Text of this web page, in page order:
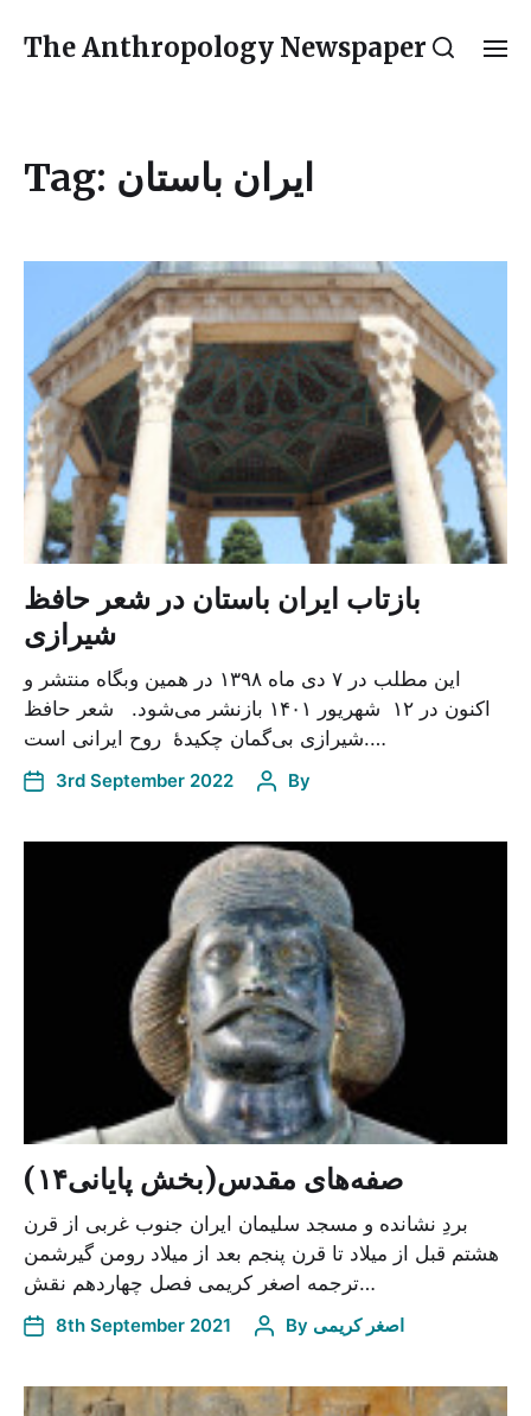
The Anthropology Newspaper
Tag: ایران باستان
بازتاب ایران باستان در شعر حافظ
شیرازی
این مطلب در ۷ دی ماه ۱۳۹۸ در همین وبگاه منتشر و
اکنون در ۱۲ شهریور ۱۴۰۱ بازنشر می‌شود. شعر حافظ
شیرازی بی‌‌گمان چکیدۀ روح ایرانی است.…
3rd September 2022 By
صفه‌های مقدس(بخش پایانی۱۴)
بردِ نشانده و مسجد سلیمان ایران جنوب غربی از قرن
هشتم قبل از میلاد تا قرن پنجم بعد از میلاد رومن گیرشمن
ترجمه اصغر کریمی فصل چهاردهم نقش…
8th September 2021 By اصغر کریمی